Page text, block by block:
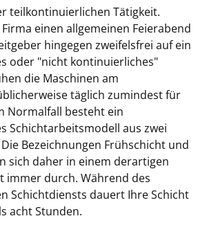
teilkontinuierlichen Tätigkeit.
einen allgemeinen Feierabend
hingegen zweifelsfrei auf ein
oder "nicht kontinuierliches"
die Maschinen am
täglich zumindest für
Normalfall besteht ein
Schichtarbeitsmodell aus zwei
Bezeichnungen Frühschicht und
sich daher in einem derartigen
immer durch. Während des
Schichtdiensts dauert Ihre Schicht
acht Stunden.